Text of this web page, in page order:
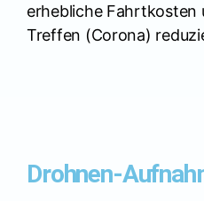
erhebliche Fahrtkosten
Treffen (Corona)
Drohnen-